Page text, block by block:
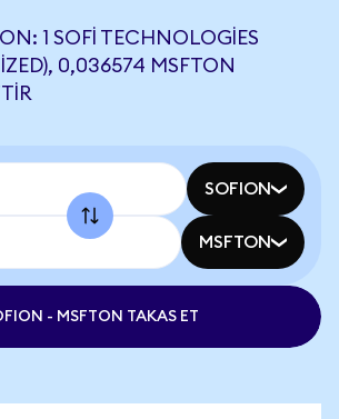
1 SOFI TECHNOLOGIES
0,036574 MSFTON
SOFION
MSFTON
- MSFTON TAKAS ET